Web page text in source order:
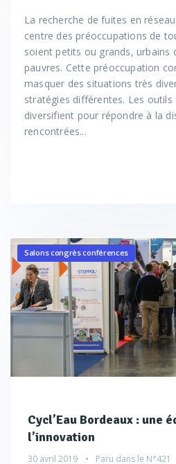
La recherche de fuites en
centre des préoccupations de
soient petits ou grands, urbains
pauvres. Cette préoccupation
masquer des situations très
stratégies différentes. Les
diversifient pour répondre à la
rencontrées...
Salons congrès conférences
Cycl’Eau Bordeaux : une
l’innovation
30 avril 2019 Paru dans le N°421